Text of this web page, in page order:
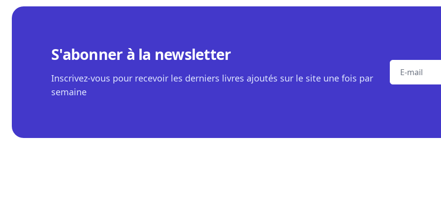
S'abonner à la newsletter
Inscrivez-vous pour recevoir les derniers livres ajoutés sur le site une fois par
semaine
E-mail